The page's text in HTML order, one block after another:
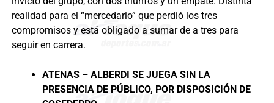
realidad para el “mercedario” que perdió los tres
compromisos y está obligado a sumar de a tres para
seguir en carrera.
ATENAS – ALBERDI SE JUEGA SIN LA
PRESENCIA DE PÚBLICO, POR DISPOSICIÓN DE